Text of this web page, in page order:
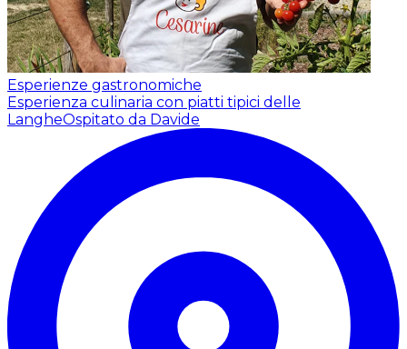
Esperienze gastronomiche
Esperienza culinaria con piatti tipici delle
LangheOspitato da Davide